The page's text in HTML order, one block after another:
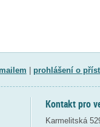
prohlášení o
Kontakt pro
Karmelitská